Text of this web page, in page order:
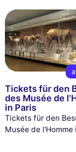
Tickets für den
des Musée de
in Paris
Tickets für den
Musée de l'Homme